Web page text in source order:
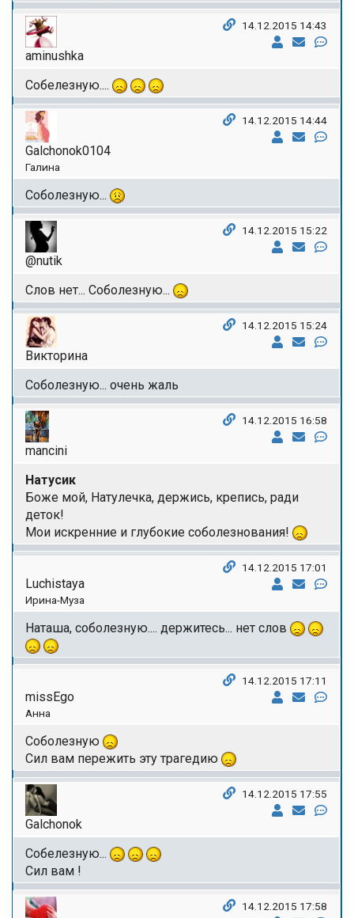
aminushka
14.12.2015 14:43
Собелезную....
Galchonok0104
Галина
14.12.2015 14:44
Соболезную...
@nutik
14.12.2015 15:22
Слов нет... Соболезную...
Викторина
14.12.2015 15:24
Соболезную... очень жаль
mancini
14.12.2015 16:58
Натусик
Боже мой, Натулечка, держись, крепись, ради
деток!
Мои искренние и глубокие соболезнования!
Luchistaya
Ирина-Муза
14.12.2015 17:01
Наташа, соболезную.... держитесь... нет слов
missEgo
Анна
14.12.2015 17:11
Соболезную
Сил вам пережить эту трагедию
Galchonok
14.12.2015 17:55
Собелезную...
Сил вам !
14.12.2015 17:58